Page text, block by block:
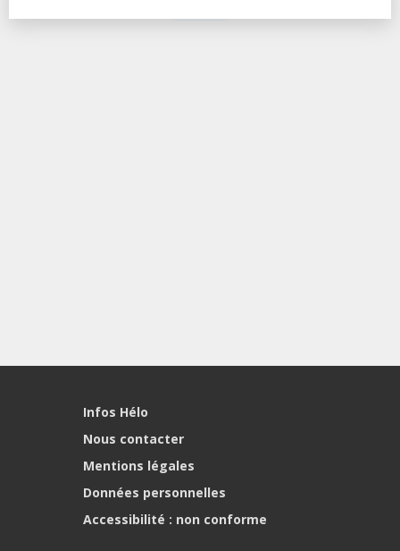
Infos Hélo
Nous contacter
Mentions légales
Données personnelles
Accessibilité : non conforme